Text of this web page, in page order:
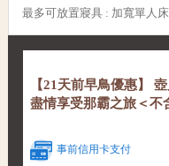
最多可放置寢具 : 加寬單人
【21天前早鳥優惠】
盡情享受那霸之旅＜不
事前信用卡支付